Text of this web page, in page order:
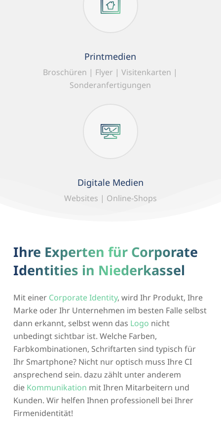
Printmedien
Broschüren | Flyer | Visitenkarten |
Sonderanfertigungen
Digitale Medien
Websites | Online-Shops
Ihre Experten für Corporate
Identities in Niederkassel
Mit einer Corporate Identity, wird Ihr Produkt, Ihre
Marke oder Ihr Unternehmen im besten Falle selbst
dann erkannt, selbst wenn das Logo nicht
unbedingt sichtbar ist. Welche Farben,
Farbkombinationen, Schriftarten sind typisch für
Ihr Smartphone? Nicht nur optisch muss Ihre CI
ansprechend sein. dazu zählt unter anderem
die Kommunikation mit Ihren Mitarbeitern und
Kunden. Wir helfen Ihnen professionell bei Ihrer
Firmenidentität!